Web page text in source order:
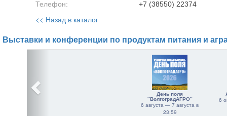
Телефон: +7 (38550) 22374
<< Назад в каталог
Выставки и конференции по продуктам питания и
День поля
"ВолгоградАГРО"
6 августа — 7 августа в
23:59
6